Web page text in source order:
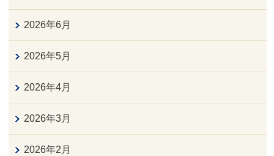
2026年6月
2026年5月
2026年4月
2026年3月
2026年2月